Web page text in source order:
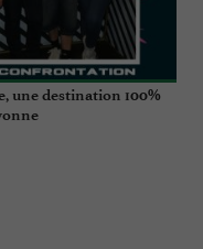
une destination 100%